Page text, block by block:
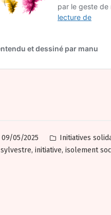
09/05/2025
Posted
in
Initiatives
, initiative, isolement